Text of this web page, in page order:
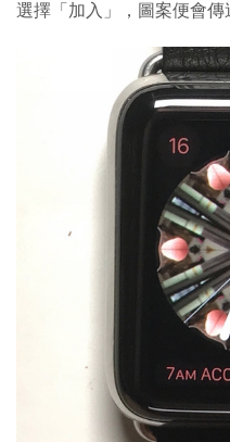
選擇「加入」，圖案便會傳